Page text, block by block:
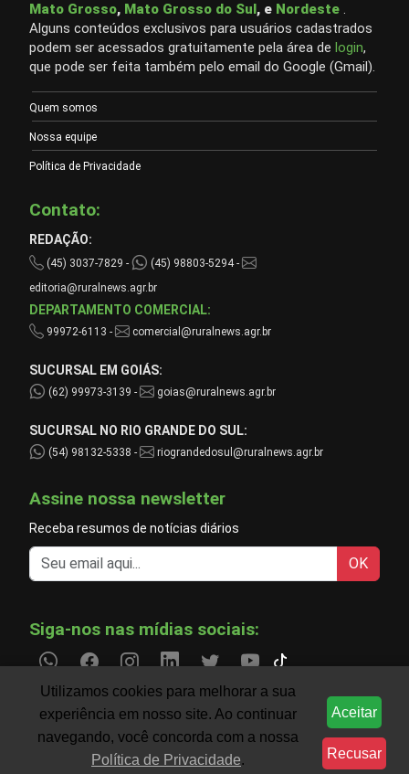
Mato Grosso, Mato Grosso do Sul, e Nordeste .
Alguns conteúdos exclusivos para usuários cadastrados
podem ser acessados gratuitamente pela área de login,
que pode ser feita também pelo email do Google (Gmail).
Quem somos
Nossa equipe
Política de Privacidade
Contato:
REDAÇÃO:
(45) 3037-7829 -
(45) 98803-5294 -
editoria@ruralnews.agr.br
DEPARTAMENTO COMERCIAL:
99972-6113 - comercial@ruralnews.agr.br
SUCURSAL EM GOIÁS:
(62) 99973-3139 - goias@ruralnews.agr.br
SUCURSAL NO RIO GRANDE DO SUL:
(54) 98132-5338 - riograndedosul@ruralnews.agr.br
Assine nossa newsletter
Receba resumos de notícias diários
OK
Siga-nos nas mídias sociais:
Utilizamos cookies para melhorar a sua
experiência em nosso site. Ao continuar
navegando, você concorda com a nossa
Política de Privacidade.
Aceitar
Recusar
CLIMA Informações do agronegócio temporariamente